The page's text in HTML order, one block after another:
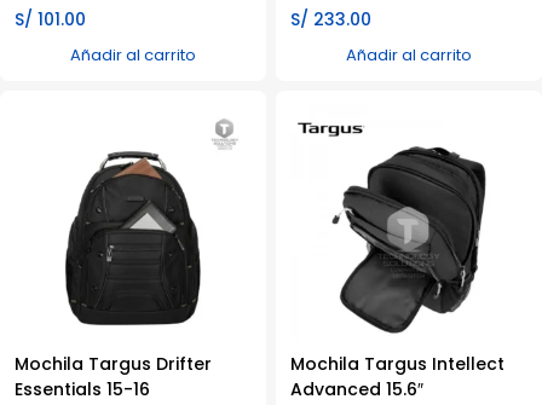
S/ 101.00
Añadir al carrito
S/ 233.00
Añadir al carrito
Mochila Targus Drifter
Essentials 15-16
Mochila Targus Intellect
Advanced 15.6″